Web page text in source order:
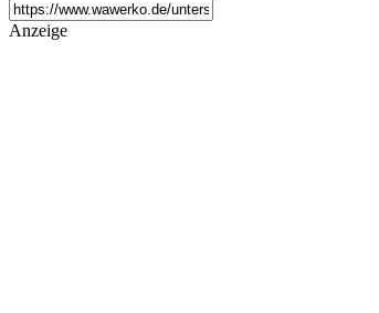
Anzeige